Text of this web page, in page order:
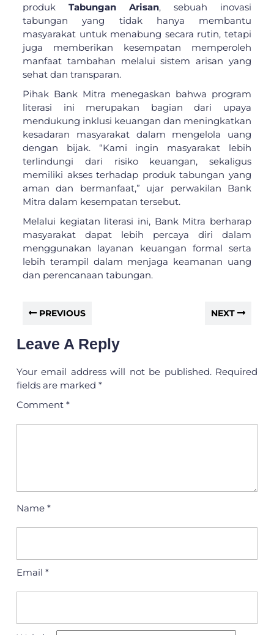
produk Tabungan Arisan, sebuah inovasi
tabungan yang tidak hanya membantu
masyarakat untuk menabung secara rutin, tetapi
juga memberikan kesempatan memperoleh
manfaat tambahan melalui sistem arisan yang
sehat dan transparan.
Pihak Bank Mitra menegaskan bahwa program
literasi ini merupakan bagian dari upaya
mendukung inklusi keuangan dan meningkatkan
kesadaran masyarakat dalam mengelola uang
dengan bijak. “Kami ingin masyarakat lebih
terlindungi dari risiko keuangan, sekaligus
memiliki akses terhadap produk tabungan yang
aman dan bermanfaat,” ujar perwakilan Bank
Mitra dalam kesempatan tersebut.
Melalui kegiatan literasi ini, Bank Mitra berharap
masyarakat dapat lebih percaya diri dalam
menggunakan layanan keuangan formal serta
lebih terampil dalam menjaga keamanan uang
dan perencanaan tabungan.
PREVIOUS NEXT
Leave A Reply
Your email address will not be published. Required
fields are marked *
Comment *
Name *
Email *